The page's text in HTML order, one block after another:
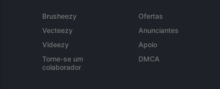
Brusheezy
Vecteezy
Videezy
Torne-se um
colaborador
Ofertas
Anunciantes
Apoio
DMCA